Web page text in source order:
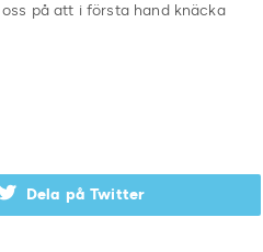
på att i första hand knäcka
Dela på Twitter